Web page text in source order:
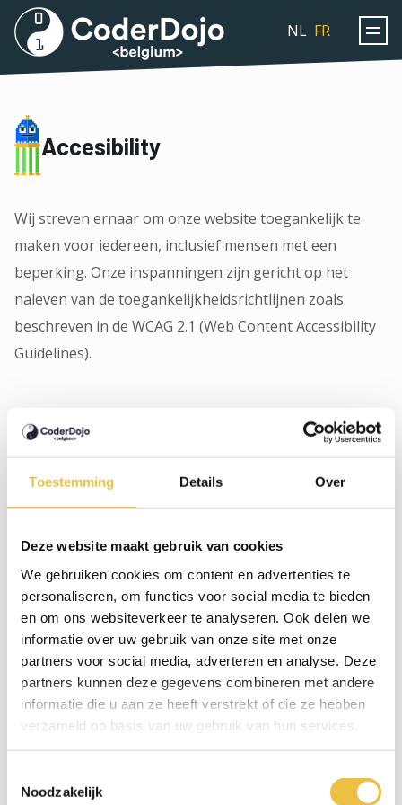
Toestemming Details Over
Deze website maakt gebruik van cookies
We gebruiken cookies om content en advertenties te
personaliseren, om functies voor social media te bieden
en om ons websiteverkeer te analyseren. Ook delen we
informatie over uw gebruik van onze site met onze
partners voor social media, adverteren en analyse. Deze
partners kunnen deze gegevens combineren met andere
informatie die u aan ze heeft verstrekt of die ze hebben
verzameld op basis van uw gebruik van hun services.
Noodzakelijk
CoderdojoNL FR
Accesibility
Wij streven ernaar om onze website toegankelijk te
maken voor iedereen, inclusief mensen met een
beperking. Onze inspanningen zijn gericht op het
naleven van de toegankelijkheidsrichtlijnen zoals
beschreven in de WCAG 2.1 (Web Content Accessibility
Guidelines).
alternatieve teksten voor afbeeldingen.
Contrasten en kleuren: We hebben ervoor gezorgd
dat de contrastverhoudingen tussen tekst en
achtergrond voldoen aan de aanbevolen normen, om
leesbaarheid voor iedereen te verbeteren.
Compatibiliteit: Onze website is compatibel met
gangbare schermlezers en andere ondersteunende
eenvoudige en consistente navigatiestructuur die